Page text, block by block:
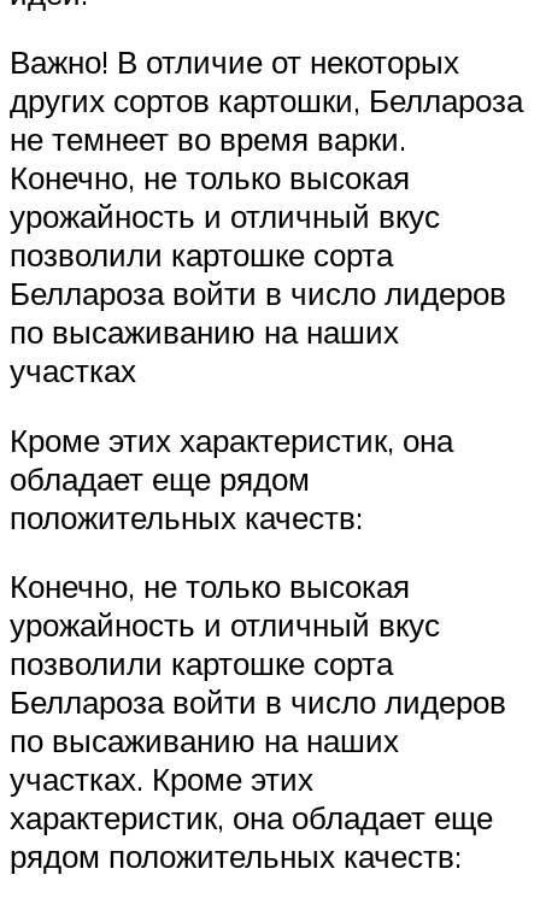
Важно! В отличие от некоторых
других сортов картошки, Беллароза
не темнеет во время варки.
Конечно, не только высокая
урожайность и отличный вкус
позволили картошке сорта
Беллароза войти в число лидеров
по высаживанию на наших
участках
Кроме этих характеристик, она
обладает еще рядом
положительных качеств:
Конечно, не только высокая
урожайность и отличный вкус
позволили картошке сорта
Беллароза войти в число лидеров
по высаживанию на наших
участках. Кроме этих
характеристик, она обладает еще
рядом положительных качеств: